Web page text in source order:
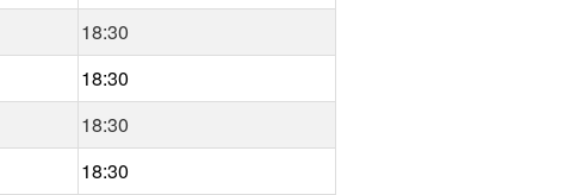
18:30
18:30
18:30
18:30